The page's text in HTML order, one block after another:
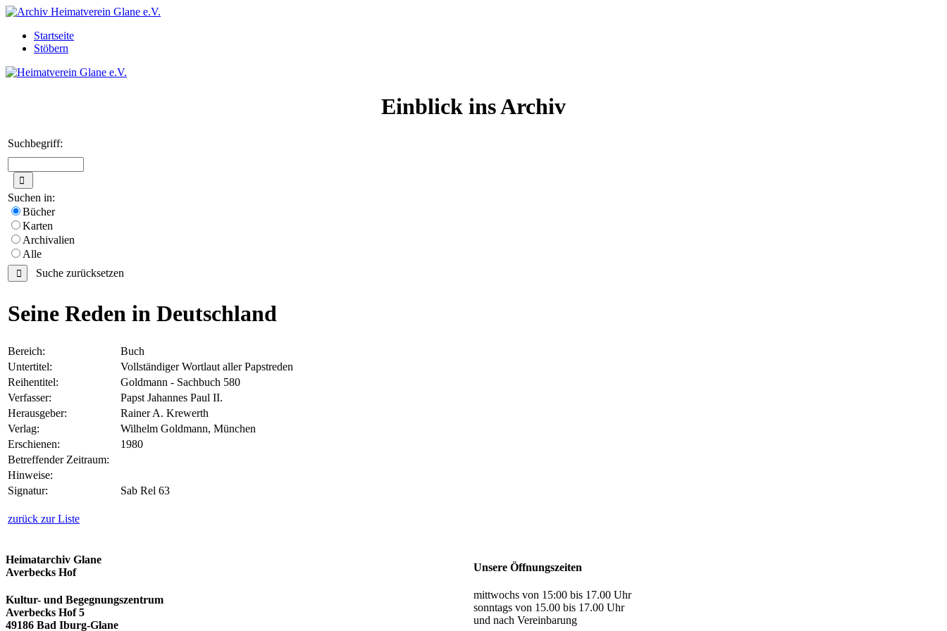
Startseite
Stöbern
Einblick ins Archiv
Suchbegriff:
Suchen in:
Bücher
Karten
Archivalien
Alle
Suche zurücksetzen
Seine Reden in Deutschland
Bereich:
Buch
Untertitel:
Vollständiger Wortlaut aller Papstreden
Reihentitel:
Goldmann - Sachbuch 580
Verfasser:
Papst Jahannes Paul II.
Herausgeber:
Rainer A. Krewerth
Verlag:
Wilhelm Goldmann, München
Erschienen:
1980
Betreffender Zeitraum:
Hinweise:
Signatur:
Sab Rel 63
zurück zur Liste
Heimatarchiv Glane
Averbecks Hof
Kultur- und Begegnungszentrum
Averbecks Hof 5
49186 Bad Iburg-Glane
Unsere Öffnungszeiten
mittwochs von 15:00 bis 17.00 Uhr
sonntags von 15.00 bis 17.00 Uhr
und nach Vereinbarung